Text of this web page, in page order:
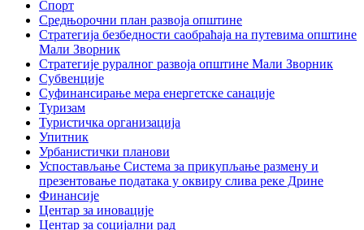
Спорт
Средњорочни план развоја општине
Стратегија безбедности саобраћаја на путевима општине
Мали Зворник
Стратегије руралног развоја општине Мали Зворник
Субвенције
Суфинансирање мера енергетске санације
Туризам
Туристичка организација
Упитник
Урбанистички планови
Успостављање Система за прикупљање размену и
презентовање података у оквиру слива реке Дрине
Финансије
Центар за иновације
Центар за социјални рад